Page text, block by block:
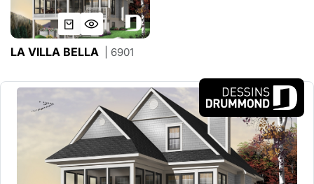
LA VILLA BELLA | 6901